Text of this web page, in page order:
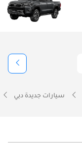
سيارات جديدة دبي